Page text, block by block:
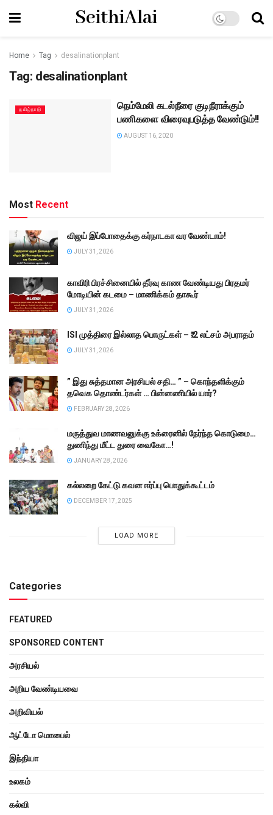
SeithiAlai
Home Tag desalinationplant
Tag: desalinationplant
தமிழ்நாடு
நெம்மேலி கடல்நீரை குடிநீராக்கும்
பணிகளை விரைவுபடுத்த வேண்டும்!!
AUGUST 16, 2020
Most Recent
விஜய் இப்போதைக்கு கர்நாடகா வர வேண்டாம்!
JULY 31, 2026
காவிரி பிரச்சினையில் தீர்வு காண வேண்டியது பிரதமர்
மோடியின் கடமை – மாணிக்கம் தாகூர்
JULY 31, 2026
ISI முத்திரை இல்லாத பொருட்கள் – ₹.2 லட்சம் அபராதம்
JULY 31, 2026
” இது சுத்தமான அரசியல் சதி… ” – கொந்தளிக்கும்
தவெக தொண்டர்கள் … பின்னணியில் யார்?
FEBRUARY 28, 2026
மருத்துவ மாணவனுக்கு உக்ரைனில் நேர்ந்த கொடுமை…
துணிந்து மீட்ட துரை வைகோ…!
JANUARY 28, 2026
கல்லறை கேட்டு கவன ஈர்ப்பு பொதுக்கூட்டம்
DECEMBER 17, 2025
LOAD MORE
Categories
FEATURED
SPONSORED CONTENT
அரசியல்
அறிய வேண்டியவை
அறிவியல்
ஆட்டோ மொபைல்
இந்தியா
உலகம்
கல்வி